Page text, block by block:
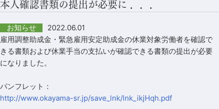
本人確認書類の提出が必要に ．．．
お知らせ
2022.06.01
雇用調整助成金・緊急雇用安定助成金の休業対象労働者を確認で
きる書類および休業手当の支払いが確認できる書類の提出が必要
になりました。
パンフレット：
http://www.okayama-sr.jp/save_lnk/lnk_ikjHqh.pdf